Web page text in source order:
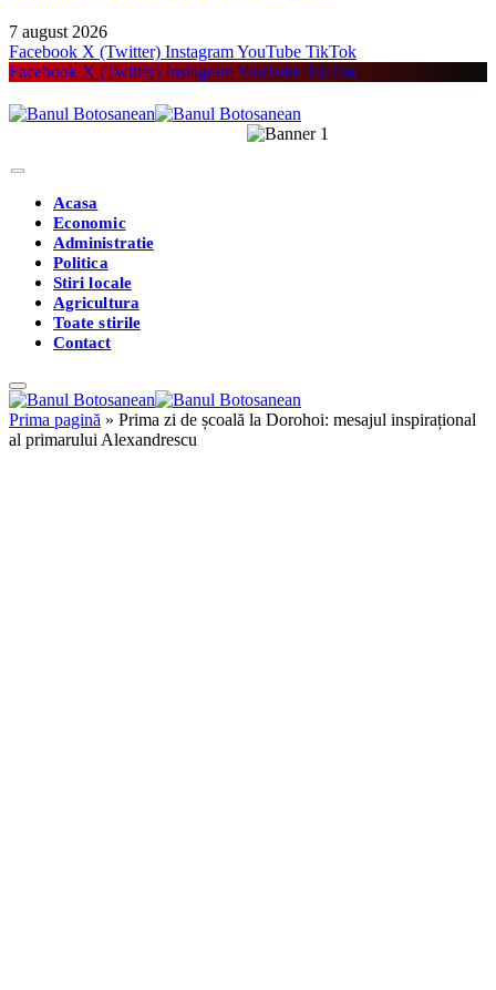
7 august 2026
Facebook X (Twitter) InstagramYouTube TikTok
Facebook X (Twitter) InstagramYouTube TikTok
Acasa
Economic
Administratie
Politica
Stiri locale
Agricultura
Toate stirile
Contact
Prima pagină » Prima zi de școală la Dorohoi: mesajul inspirațional
al primarului Alexandrescu